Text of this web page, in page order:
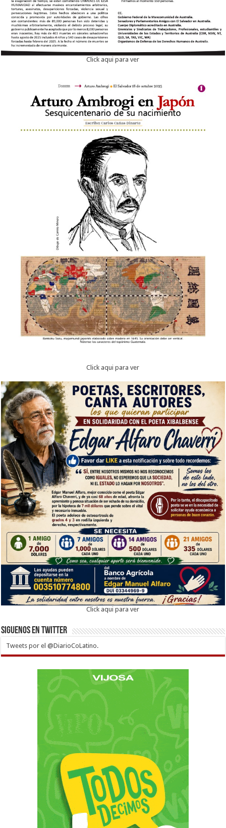
Click aqui para ver
Click aqui para ver
Click aqui para ver
Siguenos en twitter
Tweets por el @DiarioCoLatino.